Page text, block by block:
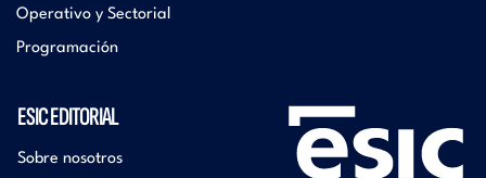
Operativo y Sectorial
Programación
ESIC EDITORIAL
Sobre nosotros